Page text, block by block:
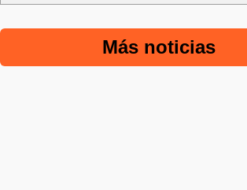
Más noticias